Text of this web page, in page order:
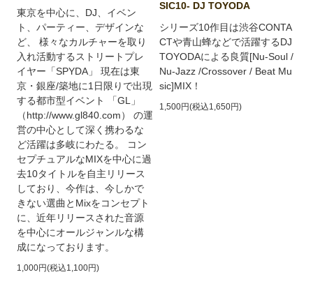
東京を中心に、DJ、イベン
ト、パーティー、デザインな
ど、 様々なカルチャーを取り
入れ活動するストリートプレ
イヤー「SPYDA」 現在は東
京・銀座/築地に1日限りで出現
する都市型イベント 「GL」
（http://www.gl840.com） の運
営の中心として深く携わるな
ど活躍は多岐にわたる。 コン
セプチュアルなMIXを中心に過
去10タイトルを自主リリース
しており、今作は、今しかで
きない選曲とMixをコンセプト
に、近年リリースされた音源
を中心にオールジャンルな構
成になっております。
1,000円(税込1,100円)
SIC10- DJ TOYODA
シリーズ10作目は渋谷CONTA
CTや青山蜂などで活躍するDJ
TOYODAによる良質[Nu-Soul /
Nu-Jazz /Crossover / Beat Mu
sic]MIX！
1,500円(税込1,650円)